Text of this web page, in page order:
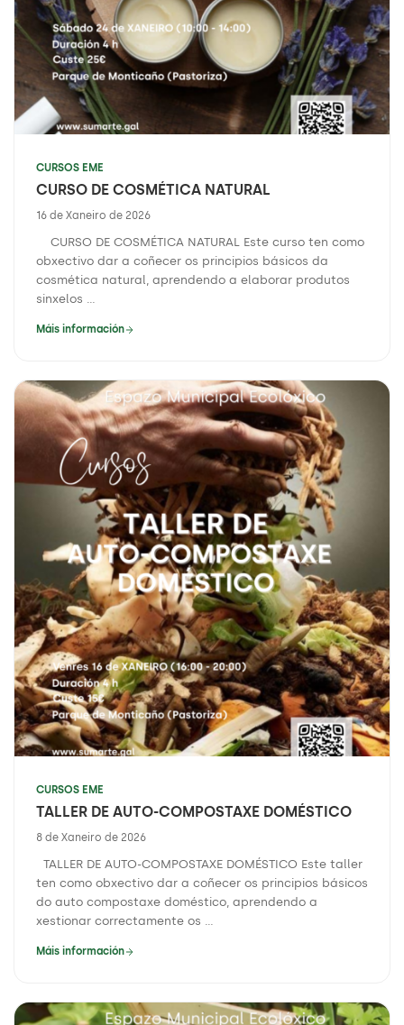
CURSOS EME
CURSO DE COSMÉTICA NATURAL
16 de Xaneiro de 2026
CURSO DE COSMÉTICA NATURAL Este curso ten como
obxectivo dar a coñecer os principios básicos da
cosmética natural, aprendendo a elaborar produtos
sinxelos ...
Máis información
CURSOS EME
TALLER DE AUTO-COMPOSTAXE DOMÉSTICO
8 de Xaneiro de 2026
TALLER DE AUTO-COMPOSTAXE DOMÉSTICO Este taller
ten como obxectivo dar a coñecer os principios básicos
do auto compostaxe doméstico, aprendendo a
xestionar correctamente os ...
Máis información